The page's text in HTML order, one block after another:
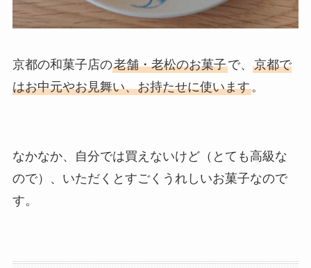
京都の和菓子店の老舗・老松のお菓子で、 京都で
はお中元やお見舞い、お持たせに使います。
なかなか、自分では買えないけど（とても高級な
ので）、いただくとすごくうれしいお菓子なので
す。